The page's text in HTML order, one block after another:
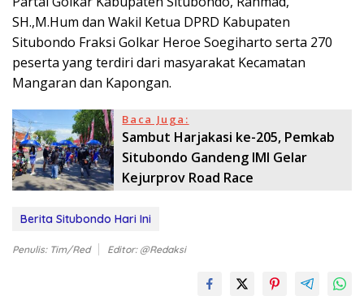
SH.,M.Hum dan Wakil Ketua DPRD Kabupaten
Situbondo Fraksi Golkar Heroe Soegiharto serta 270
peserta yang terdiri dari masyarakat Kecamatan
Mangaran dan Kapongan.
Baca Juga:
Sambut Harjakasi ke-205, Pemkab
Situbondo Gandeng IMI Gelar
Kejurprov Road Race
Berita Situbondo Hari Ini
Penulis: Tim/Red Editor: @Redaksi